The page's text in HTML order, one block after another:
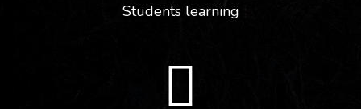
Students learning